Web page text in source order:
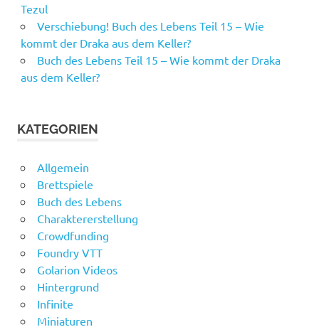
Tezul
Verschiebung! Buch des Lebens Teil 15 – Wie
kommt der Draka aus dem Keller?
Buch des Lebens Teil 15 – Wie kommt der Draka
aus dem Keller?
KATEGORIEN
Allgemein
Brettspiele
Buch des Lebens
Charaktererstellung
Crowdfunding
Foundry VTT
Golarion Videos
Hintergrund
Infinite
Miniaturen